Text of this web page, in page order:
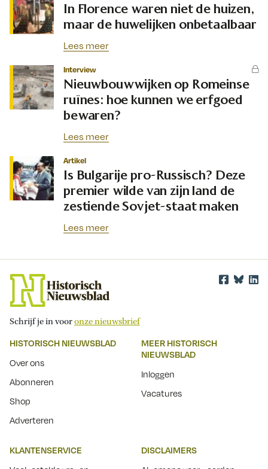
In Florence waren niet de huizen,
maar de huwelijken onbetaalbaar
Lees meer
Interview
Nieuwbouwwijken op Romeinse
ruïnes: hoe kunnen we erfgoed
bewaren?
Lees meer
Artikel
Is Bulgarije pro-Russisch? Deze
premier wilde van zijn land de
zestiende Sovjet-staat maken
Lees meer
Schrijf je in vooronze nieuwsbrief
HISTORISCH NIEUWSBLAD
Over ons
Abonneren
Shop
Adverteren
MEER HISTORISCH
NIEUWSBLAD
Inloggen
Vacatures
KLANTENSERVICE
DISCLAIMERS